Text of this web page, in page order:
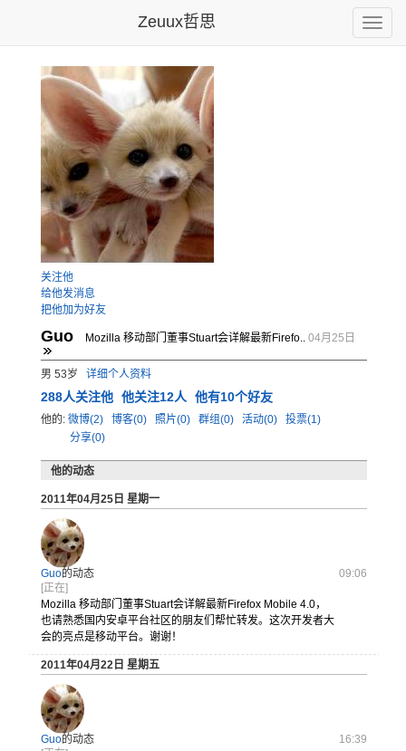
Toggle
Zeuux哲思
关注他
给他发消息
把他加为好友
Guo Mozilla 移动部门董事Stuart会详解最新Firefo.. 04月25日
男 53岁 详细个人资料
288人关注他 他关注12人 他有10个好友
他的: 微博(2) 博客(0) 照片(0) 群组(0) 活动(0)
投票(1)
分享(0)
他的动态
2011年04月25日 星期一
Guo的动态
09:06
[正在]
Mozilla 移动部门董事Stuart会详解最新Firefox Mobile 4.0，
也请熟悉国内安卓平台社 区的朋友们 帮忙转发。 这次开发者大
会的亮点是移动平台。谢谢！
2011年04月22日 星期五
Guo的动态
16:39